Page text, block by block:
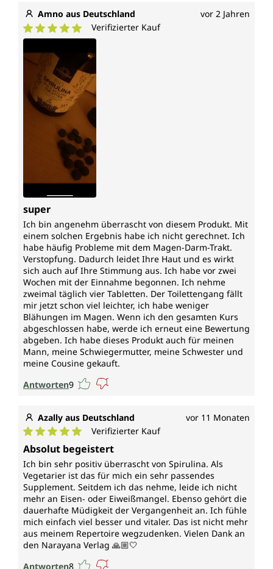
Amno aus Deutschland vor 2 Jahren
Durchschnittliche Bewertung von 5 von 5 Sternen
Verifizierter Kauf
super
Ich bin angenehm überrascht von diesem Produkt. Mit
einem solchen Ergebnis habe ich nicht gerechnet. Ich
habe häufig Probleme mit dem Magen-Darm-Trakt.
Verstopfung. Dadurch leidet Ihre Haut und es wirkt
sich auch auf Ihre Stimmung aus. Ich habe vor zwei
Wochen mit der Einnahme begonnen. Ich nehme
zweimal täglich vier Tabletten. Der Toilettengang fällt
mir jetzt schon viel leichter, ich habe weniger
Blähungen im Magen. Wenn ich den gesamten Kurs
abgeschlossen habe, werde ich erneut eine Bewertung
abgeben. Ich habe dieses Produkt auch für meinen
Mann, meine Schwiegermutter, meine Schwester und
meine Cousine gekauft.
Antworten9
Azally aus Deutschland vor 11 Monaten
Durchschnittliche Bewertung von 5 von 5 Sternen
Verifizierter Kauf
Absolut begeistert
Ich bin sehr positiv überrascht von Spirulina. Als
Vegetarier ist das für mich ein sehr passendes
Supplement. Seitdem ich das nehme, leide ich nicht
mehr an Eisen- oder Eiweißmangel. Ebenso gehört die
dauerhafte Müdigkeit der Vergangenheit an. Ich fühle
mich einfach viel besser und vitaler. Das ist nicht mehr
aus meinem Repertoire wegzudenken. Vielen Dank an
den Narayana Verlag 🙏🏼🤍
Antworten8